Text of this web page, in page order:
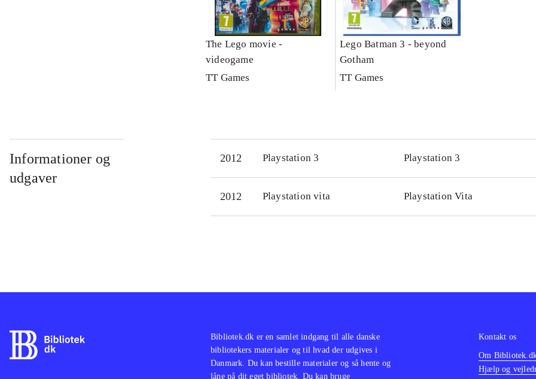
The Lego movie -
videogame
TT Games
Lego Batman 3 - beyond
Gotham
TT Games
Informationer og
udgaver
2012 Playstation 3 Playstation 3
2012 Playstation vita Playstation Vita
Bibliotek.dk er en samlet indgang til alle danske
bibliotekers materialer og til hvad der udgives i
Danmark. Du kan bestille materialer og så hente og
låne på dit eget bibliotek. Du kan bruge
Kontakt os
Om
Hjælp og